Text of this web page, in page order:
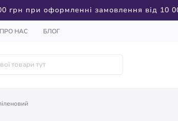
грн при оформленні замовлення від 10
ПРО НАС БЛОГ